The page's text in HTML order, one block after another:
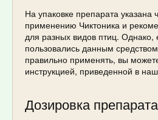
На упаковке препарата указана
применению Чиктоника и
для разных видов птиц.
пользовались данным
правильно применять, вы
инструкцией, приведенной в
Дозировка препарата